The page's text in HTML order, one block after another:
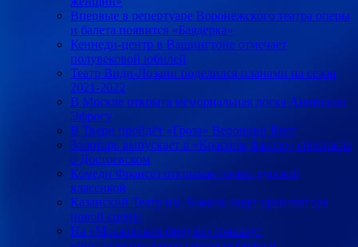
Впервые в репертуаре Воронежского театра оперы
и балета появится «Баядерка»
Кеннеди-центр в Вашингтоне отмечает
полувековой юбилей
Театр Види-Лозанн поделился планами на сезон
2021-2022
В Москве открыта мемориальная доска Анатолию
Эфросу
В Твери пройдёт «Гроза» Вероники Вигг
Золотарь выпускает в «Красном факеле» спектакль
о Достоевском
Комеди Франсез открывает сезон русской
классикой
Казанский Театр им. Камала ищет архитектора
новой сцены
На «Московском форуме» покажут